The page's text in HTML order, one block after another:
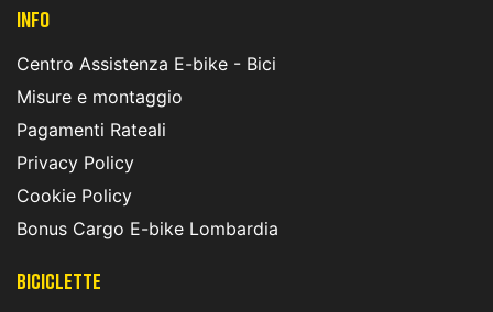
INFO
Centro Assistenza E-bike - Bici
Misure e montaggio
Pagamenti Rateali
Privacy Policy
Cookie Policy
Bonus Cargo E-bike Lombardia
Biciclette